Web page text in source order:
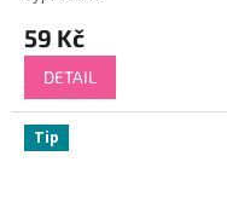
59 Kč
DETAIL
Tip